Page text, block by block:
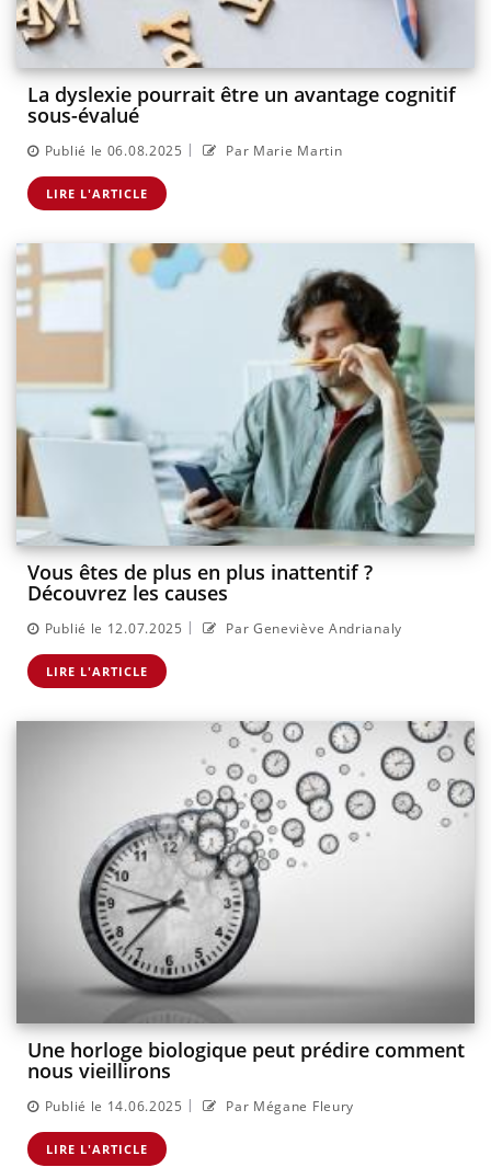
La dyslexie pourrait être un avantage cognitif
sous-évalué
Publié le 06.08.2025 | Par Marie Martin
LIRE L'ARTICLE
Vous êtes de plus en plus inattentif ?
Découvrez les causes
Publié le 12.07.2025 | Par Geneviève Andrianaly
LIRE L'ARTICLE
Une horloge biologique peut prédire comment
nous vieillirons
Publié le 14.06.2025 | Par Mégane Fleury
LIRE L'ARTICLE